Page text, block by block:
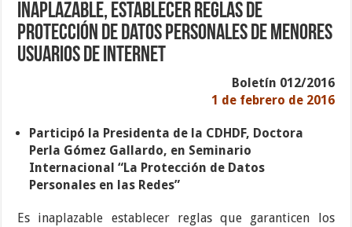
Inaplazable, establecer reglas de
protección de datos personales de menores
usuarios de internet
Boletín 012/2016
1 de febrero de 2016
Participó la Presidenta de la CDHDF, Doctora
Perla Gómez Gallardo, en Seminario
Internacional “La Protección de Datos
Personales en las Redes”
Es inaplazable establecer reglas que garanticen los